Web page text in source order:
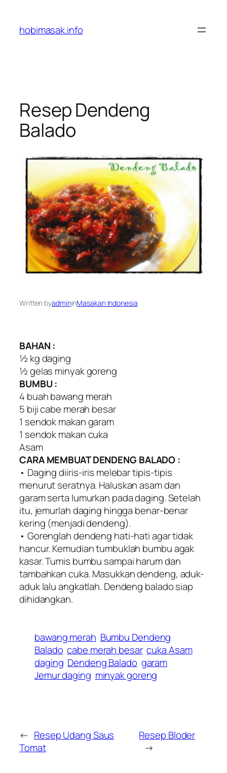
content
hobimasak.info
Resep Dendeng
Balado
Written byadmininMasakan Indonesia
BAHAN :
½ kg daging
½ gelas minyak goreng
BUMBU :
4 buah bawang merah
5 biji cabe merah besar
1 sendok makan garam
1 sendok makan cuka
Asam
CARA MEMBUAT DENDENG BALADO :
• Daging diiris-iris melebar tipis-tipis
menurut seratnya. Haluskan asam dan
garam serta lumurkan pada daging. Setelah
itu, jemurlah daging hingga benar-benar
kering (menjadi dendeng).
• Gorenglah dendeng hati-hati agar tidak
hancur. Kemudian tumbuklah bumbu agak
kasar. Tumis bumbu sampai harum dan
tambahkan cuka. Masukkan dendeng, aduk-
aduk lalu angkatlah. Dendeng balado siap
dihidangkan.
bawang merah Bumbu Dendeng
Balado cabe merah besar cuka Asam
daging Dendeng Balado garam
Jemur daging minyak goreng
← Resep Udang Saus
Tomat
Resep Bloder
→